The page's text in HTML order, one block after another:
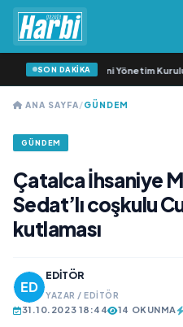
SON DAKİKA
Sanayi AŞ Yeni Yönetim Kurulunu
ANA SAYFA/GÜNDEM
GÜNDEM
Çatalca İhsaniye
Sedat’lı coşkulu
kutlaması
EDITÖR
YAZAR / EDITÖR
31.10.2023 18:44 14 OKUNMA